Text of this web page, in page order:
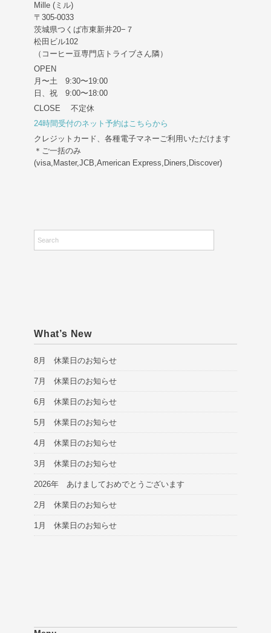
Mille (ミル)
〒305-0033
茨城県つくば市東新井20−７
松田ビル102
（コーヒー豆専門店トライブさん隣）
OPEN
月〜土 9:30〜19:00
日、祝 9:00〜18:00
CLOSE 不定休
24時間受付のネット予約はこちらから
クレジットカード、各種電子マネーご利用いただけます
＊ご一括のみ
(visa,Master,JCB,American Express,Diners,Discover)
What’s New
8月 休業日のお知らせ
7月 休業日のお知らせ
6月 休業日のお知らせ
5月 休業日のお知らせ
4月 休業日のお知らせ
3月 休業日のお知らせ
2026年 あけましておめでとうございます
2月 休業日のお知らせ
1月 休業日のお知らせ